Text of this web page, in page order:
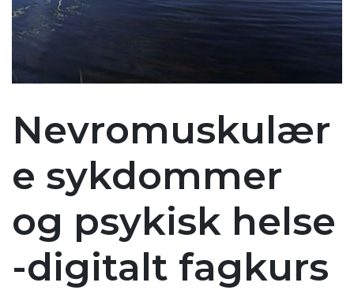
Nevromuskulær
e sykdommer
og psykisk helse
-digitalt fagkurs